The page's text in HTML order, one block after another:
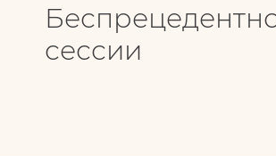
сессии